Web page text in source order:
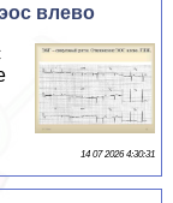
влево
14 07 2026 4:30:31